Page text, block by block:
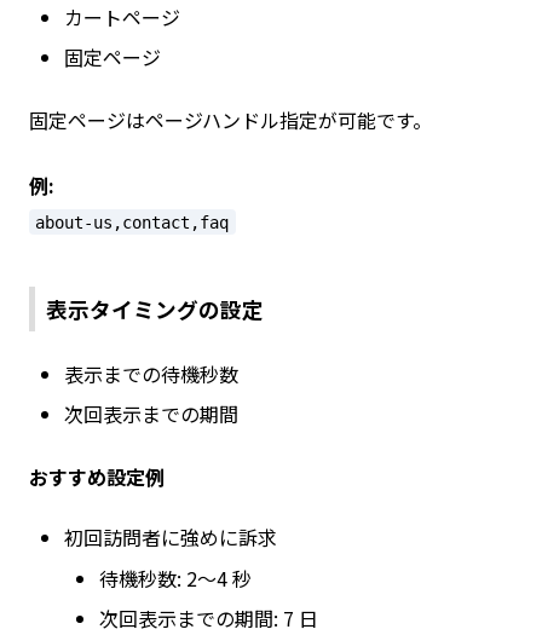
カートページ
固定ページ
固定ページはページハンドル指定が可能です。
例:
about-us,contact,faq
表示タイミングの設定
表示までの待機秒数
次回表示までの期間
おすすめ設定例
初回訪問者に強めに訴求
待機秒数: 2〜4 秒
次回表示までの期間: 7 日